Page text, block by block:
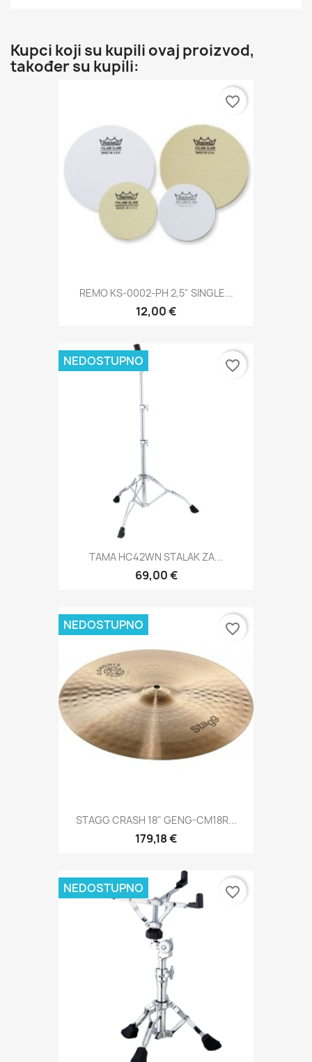
Kupci koji su kupili ovaj proizvod,
također su kupili:
REMO KS-0002-PH 2,5" SINGLE...
12,00 €
favorite_border
TAMA HC42WN STALAK ZA...
69,00 €
NEDOSTUPNO favorite_border
STAGG CRASH 18" GENG-CM18R...
179,18 €
NEDOSTUPNO favorite_border
NEDOSTUPNO favorite_border